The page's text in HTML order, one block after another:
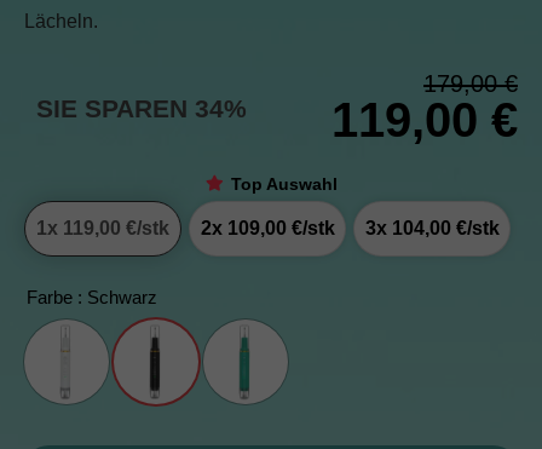
Lächeln.
SIE SPAREN 34%
179,00 €
119,00 €
Top Auswahl
1x 119,00 €/stk 2x 109,00 €/stk 3x 104,00 €/stk
Farbe : Schwarz